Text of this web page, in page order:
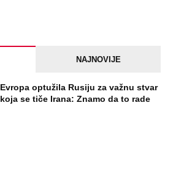
NAJNOVIJE
Evropa optužila Rusiju za važnu stvar
koja se tiče Irana: Znamo da to rade